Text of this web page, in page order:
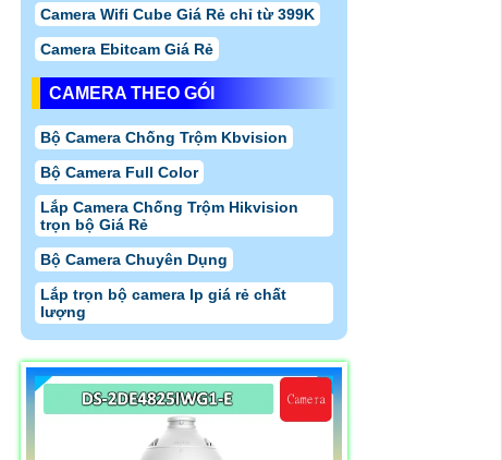
Camera Wifi Cube Giá Rẻ chỉ từ 399K
Camera Ebitcam Giá Rẻ
CAMERA THEO GÓI
Bộ Camera Chống Trộm Kbvision
Bộ Camera Full Color
Lắp Camera Chống Trộm Hikvision
trọn bộ Giá Rẻ
Bộ Camera Chuyên Dụng
Lắp trọn bộ camera Ip giá rẻ chất
lượng